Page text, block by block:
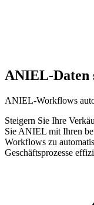
ANIEL-Daten
ANIEL-Workflows
Steigern Sie Ihre
Sie ANIEL mit Ihren
Workflows zu
Geschäftsprozesse